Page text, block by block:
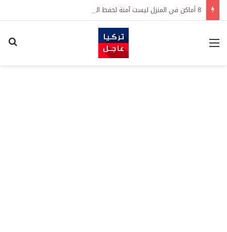
8 أماكن في المنزل ليست آمنة لحفظ النقود
القائمة